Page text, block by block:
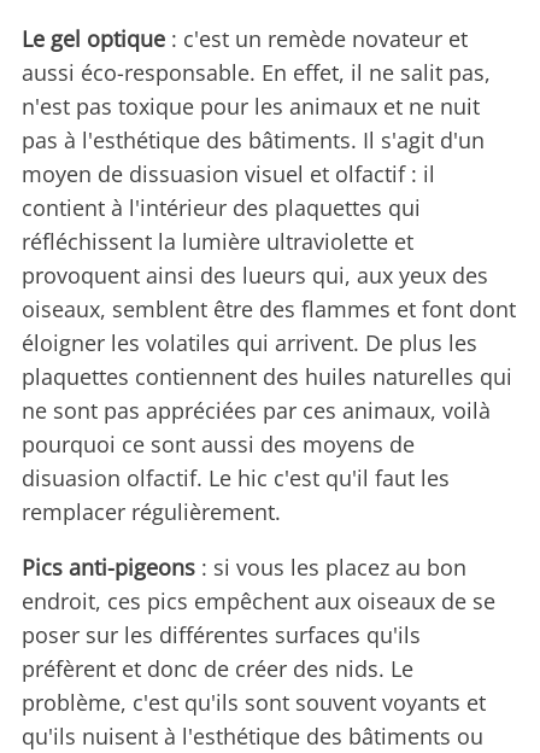
Le gel optique : c'est un remède novateur et
aussi éco-responsable. En effet, il ne salit pas,
n'est pas toxique pour les animaux et ne nuit
pas à l'esthétique des bâtiments. Il s'agit d'un
moyen de dissuasion visuel et olfactif : il
contient à l'intérieur des plaquettes qui
réfléchissent la lumière ultraviolette et
provoquent ainsi des lueurs qui, aux yeux des
oiseaux, semblent être des flammes et font dont
éloigner les volatiles qui arrivent. De plus les
plaquettes contiennent des huiles naturelles qui
ne sont pas appréciées par ces animaux, voilà
pourquoi ce sont aussi des moyens de
disuasion olfactif. Le hic c'est qu'il faut les
remplacer régulièrement.
Pics anti-pigeons : si vous les placez au bon
endroit, ces pics empêchent aux oiseaux de se
poser sur les différentes surfaces qu'ils
préfèrent et donc de créer des nids. Le
problème, c'est qu'ils sont souvent voyants et
qu'ils nuisent à l'esthétique des bâtiments ou